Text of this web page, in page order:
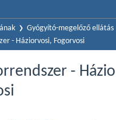
Gyógyító-megelőző ellátás
- Háziorvosi, Fogorvosi
-